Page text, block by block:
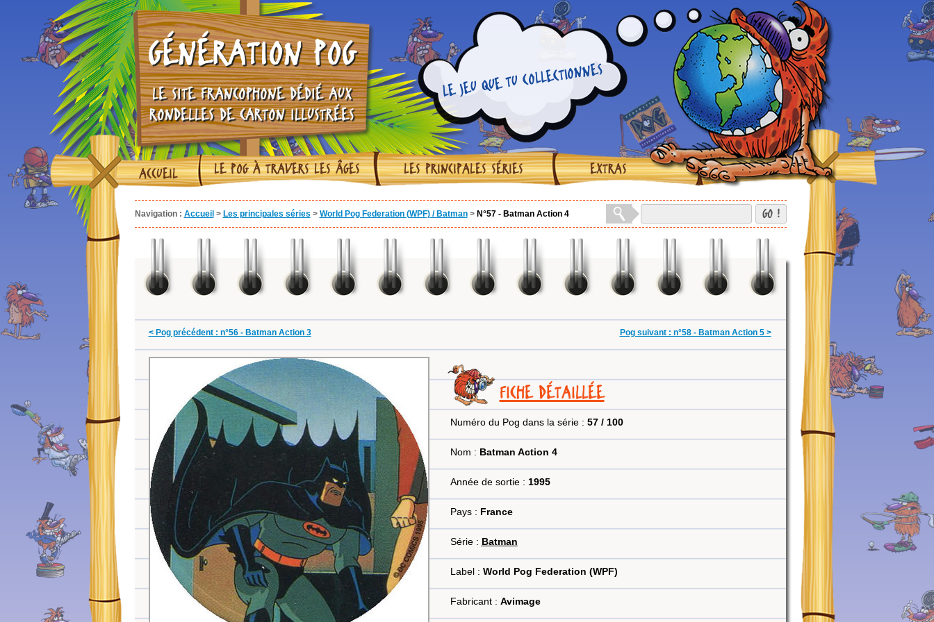
GÉNÉRATION POG
LE SITE FRANCOPHONE DÉDIÉ AUX
RONDELLES DE CARTON ILLUSTRÉES
LE JEU QUE TU COLLECTIONNES
ACCUEIL LE POG À TRAVERS LES ÂGES LES PRINCIPALES SÉRIES EXTRAS
Navigation : Accueil > Les principales séries > World Pog Federation (WPF) / Batman > N°57 - Batman Action 4 GO !
< Pog précédent : n°56 - Batman Action 3 Pog suivant : n°58 - Batman Action 5 >
FICHE DÉTAILLÉE
Numéro du Pog dans la série : 57 / 100
Nom : Batman Action 4
Année de sortie : 1995
Pays : France
Série : Batman
Label : World Pog Federation (WPF)
Fabricant : Avimage